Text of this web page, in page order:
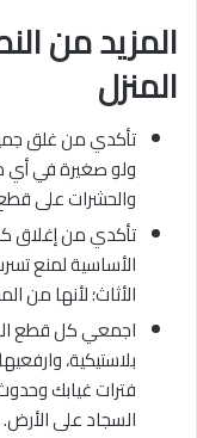
المزيد من
المنزل
تأكدي من غلق
ولو صغيرة في أي
والحشرات على
تأكدي من إغلاق
الأساسية لمنع
الأثاث؛ لأنها
اجمعي كل قطع
بلاستيكية،
فترات غيابك
السجاد على الأرض.